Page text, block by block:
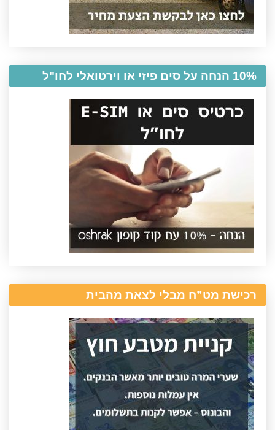
10% הנחה על סים פיזי או וירטואלי לחו"ל
רכישת מט”ח מבלי לצאת מהבית